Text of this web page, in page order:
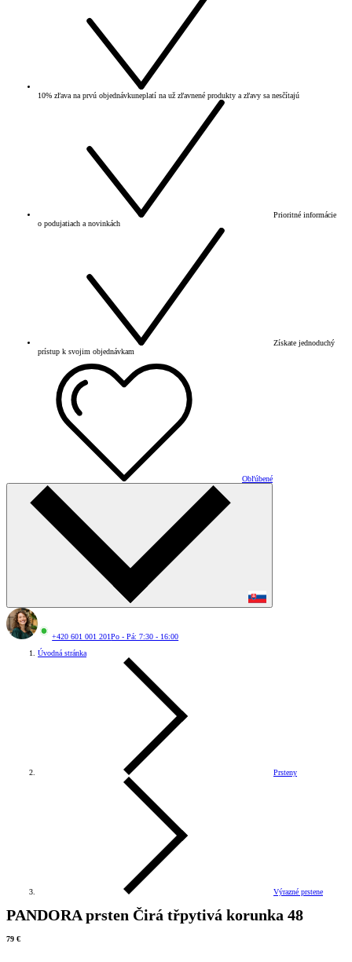
10% zľava na prvú objednávkuneplatí na už zľavnené produkty a zľavy sa nesčítajú
Prioritné informácie
o podujatiach a novinkách
Získate jednoduchý
prístup k svojim objednávkam
Obľúbené
+420 601 001 201Po - Pá: 7:30 - 16:00
Úvodná stránka
Prsteny
Výrazné prstene
PANDORA prsten Čirá třpytivá korunka 48
79 €